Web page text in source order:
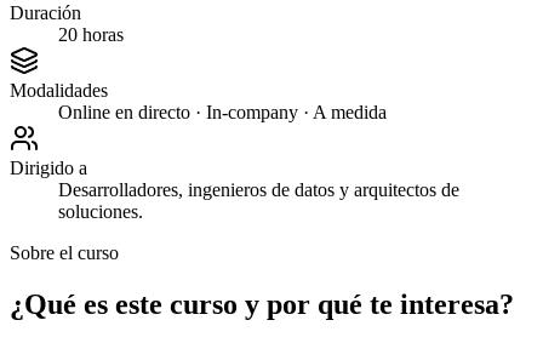
Duración
20 horas
Modalidades
Online en directo · In-company · A medida
Dirigido a
Desarrolladores, ingenieros de datos y arquitectos de
soluciones.
Sobre el curso
¿Qué es este curso y por qué te interesa?